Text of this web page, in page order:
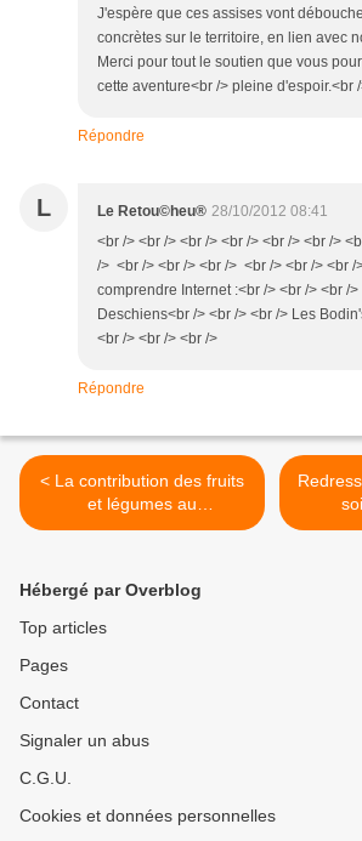
J'espère que ces assises vont
concrètes sur le territoire, en lien avec
Merci pour tout le soutien que vous
cette aventure<br /> pleine d'espoir.<br
Répondre
L Le Retou©heu® 28/10/2012 08:41
<br /> <br /> <br /> <br /> <br /> <br />
/> <br /> <br /> <br /> <br /> <br /> <br /
comprendre Internet :<br /> <br /> <br /
Deschiens<br /> <br /> <br /> Les
<br /> <br /> <br />
Répondre
< La contribution des fruits
et légumes au
redressement productif.
Hébergé par Overblog
Top articles
Pages
Contact
Signaler un abus
C.G.U.
Cookies et données personnelles